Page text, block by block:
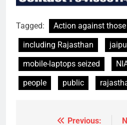
Tagged:
Action against
including Rajasthan
mobile-laptops seized
people
public
Previous: